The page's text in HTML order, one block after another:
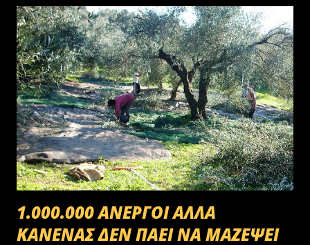
1.000.000 ΑΝΕΡΓΟΙ ΑΛΛΑ
ΚΑΝΕΝΑΣ ΔΕΝ ΠΑΕΙ ΝΑ ΜΑΖΕΨΕΙ